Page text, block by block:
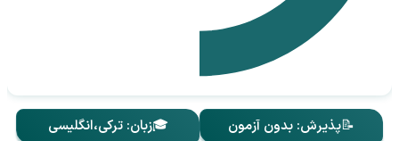
📝پذیرش: بدون آزمون 🎓زبان: ترکی،انگلیسی